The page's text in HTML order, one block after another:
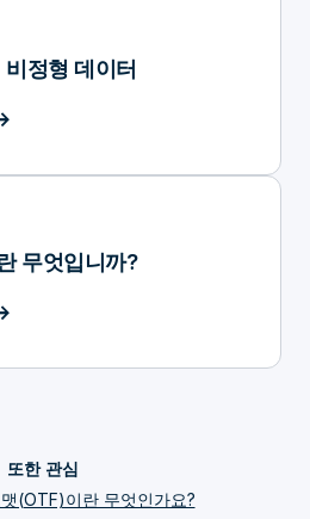
정형 데이터
무엇입니까?
또한 관심
(OTF)이란 무엇인가요?